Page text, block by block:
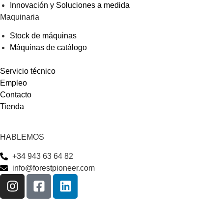
Innovación y Soluciones a medida
Maquinaria
Stock de máquinas
Máquinas de catálogo
Servicio técnico
Empleo
Contacto
Tienda
HABLEMOS
+34 943 63 64 82
info@forestpioneer.com